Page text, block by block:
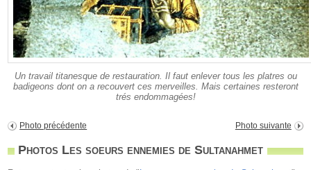
Un travail titanesque de restauration. Il faut enlever tous les platres ou
badigeons dont on a recouvert ces merveilles. Mais certaines resteront
trés endommagées!
Photo précédente Photo suivante
Photos Les soeurs ennemies de Sultanahmet